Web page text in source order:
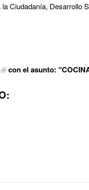
Ciudadanía, Desarrollo
con el asunto: